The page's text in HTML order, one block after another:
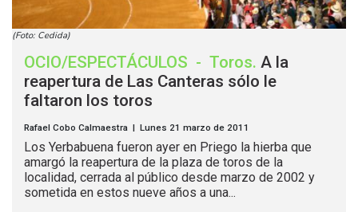
(Foto: Cedida)
OCIO/ESPECTÁCULOS - Toros. A la
reapertura de Las Canteras sólo le
faltaron los toros
Rafael Cobo Calmaestra | Lunes 21 marzo de 2011
Los Yerbabuena fueron ayer en Priego la hierba que
amargó la reapertura de la plaza de toros de la
localidad, cerrada al público desde marzo de 2002 y
sometida en estos nueve años a una...